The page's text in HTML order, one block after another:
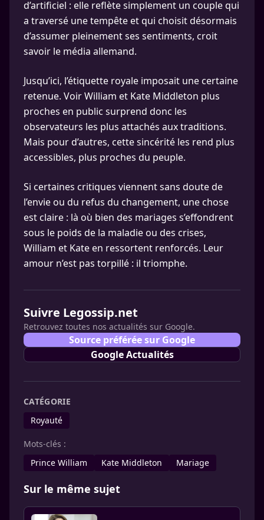
d’artificiel : elle reflète simplement un couple qui
a traversé une tempête et qui choisit désormais
d’assumer pleinement ses sentiments, croit
savoir le média allemand.
Jusqu’ici, l’étiquette royale imposait une certaine
retenue. Voir William et Kate Middleton plus
proches en public surprend donc les
observateurs les plus attachés aux traditions.
Mais pour d’autres, cette sincérité les rend plus
accessibles, plus proches du peuple.
Si certaines critiques viennent sans doute de
l’envie ou du refus du changement, une chose
est claire : là où bien des mariages s’effondrent
sous le poids de la maladie ou des crises,
William et Kate en ressortent renforcés. Leur
amour n’est pas torpillé : il triomphe.
Suivre Legossip.net
Retrouvez toutes nos actualités sur Google.
Source préférée sur Google
Google Actualités
CATÉGORIE
Royauté
Mots-clés :
Prince William
Kate Middleton Mariage
Sur le même sujet